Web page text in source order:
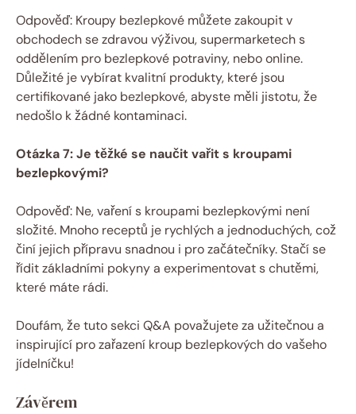
Odpověď: Kroupy bezlepkové můžete zakoupit v
obchodech se zdravou výživou, supermarketech s
oddělením pro bezlepkové potraviny, nebo online.
Důležité je vybírat kvalitní produkty, které jsou
certifikované jako bezlepkové, abyste měli jistotu, že
nedošlo k žádné kontaminaci.
Otázka 7: Je těžké se naučit vařit s kroupami
bezlepkovými?
Odpověď: Ne, vaření s kroupami bezlepkovými není
složité. Mnoho receptů je rychlých a jednoduchých, což
činí jejich přípravu snadnou i pro začátečníky. Stačí se
řídit základními pokyny a experimentovat s chutěmi,
které máte rádi.
Doufám, že tuto sekci Q&A považujete za užitečnou a
inspirující pro zařazení kroup bezlepkových do vašeho
jídelníčku!
Závěrem